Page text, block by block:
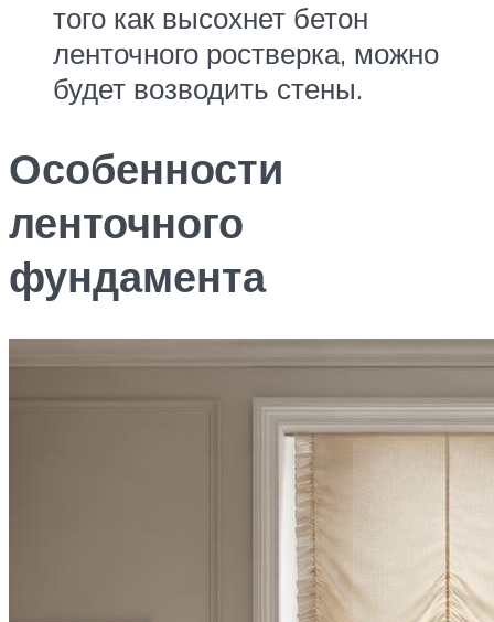
того как высохнет бетон
ленточного ростверка, можно
будет возводить стены.
Особенности
ленточного
фундамента